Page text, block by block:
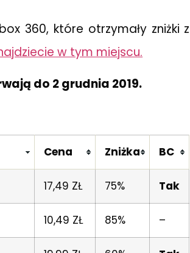
360, które otrzymały zniżki z
w tym miejscu.
do 2 grudnia 2019.
Cena Zniżka BC
17,49 ZŁ 75% Tak
10,49 ZŁ 85% –